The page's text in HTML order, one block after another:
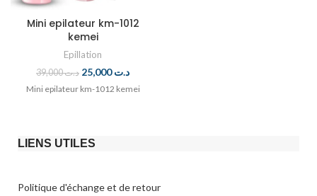
Mini epilateur km-1012
kemei
Epillation
د.ت39,000 د.ت25,000
Mini epilateur km-1012 kemei
LIENS UTILES
Politique d'échange et de retour​